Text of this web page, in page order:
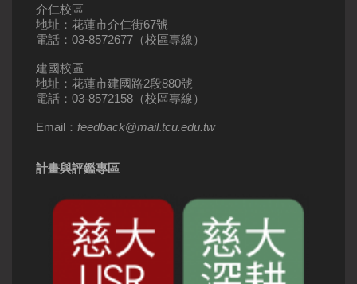
介仁校區
地址：花蓮市介仁街67號
電話：03-8572677（校區專線）
建國校區
地址：花蓮市建國路2段880號
電話：03-8572158（校區專線）
Email： feedback@mail.tcu.edu.tw
計畫與評鑑專區